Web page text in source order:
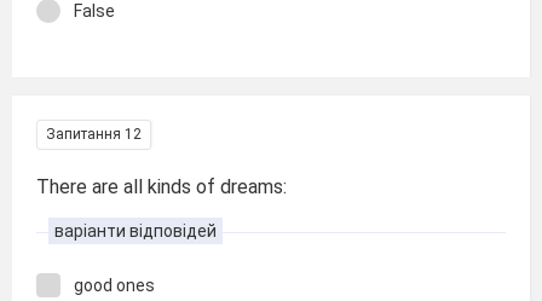
False
Запитання 12
There are all kinds of dreams:
варіанти відповідей
good ones